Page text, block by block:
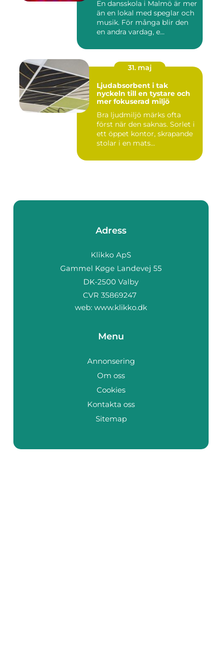
En dansskola i Malmö är mer
än en lokal med speglar och
musik. För många blir den
en andra vardag, e...
31. maj
Ljudabsorbent i tak
nyckeln till en tystare och
mer fokuserad miljö
Bra ljudmiljö märks ofta
först när den saknas. Sorlet i
ett öppet kontor, skrapande
stolar i en mats...
Adress
web: www.klikko.dk
Menu
Annonsering
Om oss
Cookies
Kontakta oss
Sitemap